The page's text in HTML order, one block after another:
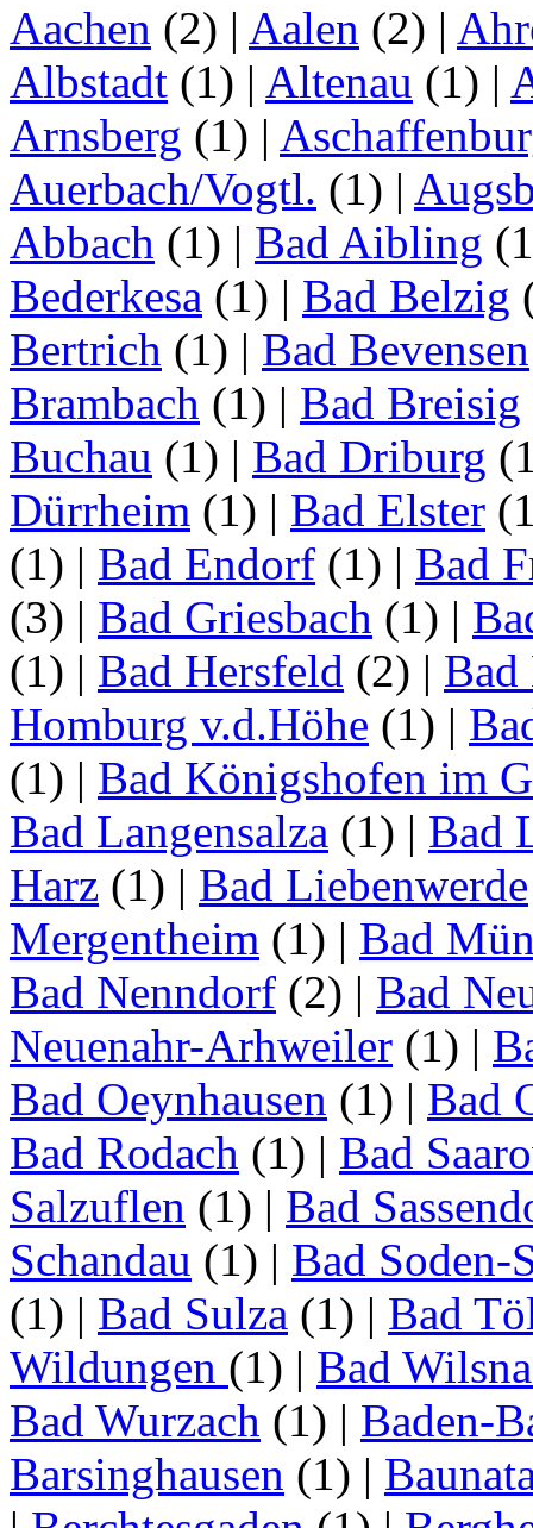
Aachen (2) | Aalen (2) |
Albstadt (1) | Altenau (1) |
Arnsberg (1) |
Auerbach/Vogtl. (1) |
Abbach (1) | Bad Aibling
Bederkesa (1) | Bad Belzig
Bertrich (1) | Bad Bevensen
Brambach (1) | Bad Breisig
Buchau (1) | Bad Driburg
Dürrheim (1) | Bad Elster
(1) | Bad Endorf (1) | Bad
(3) | Bad Griesbach (1) |
(1) | Bad Hersfeld (2) | Bad
Homburg v.d.Höhe (1) |
(1) | Bad Königshofen im
Bad Langensalza (1) | Bad
Harz (1) | Bad Liebenwerde
Mergentheim (1) | Bad
Bad Nenndorf (2) | Bad
Neuenahr-Arhweiler (1) |
Bad Oeynhausen (1) | Bad
Bad Rodach (1) | Bad
Salzuflen (1) | Bad
Schandau (1) | Bad Soden-
(1) | Bad Sulza (1) | Bad
Wildungen (1) | Bad
Bad Wurzach (1) | Baden-
Barsinghausen (1) |